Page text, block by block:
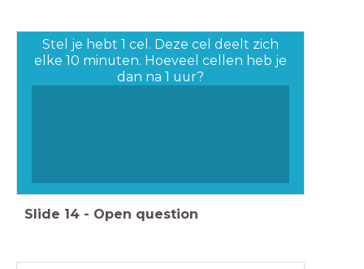
Stel je hebt 1 cel. Deze cel deelt zich
elke 10 minuten. Hoeveel cellen heb je
dan na 1 uur?
Slide 14 - Open question